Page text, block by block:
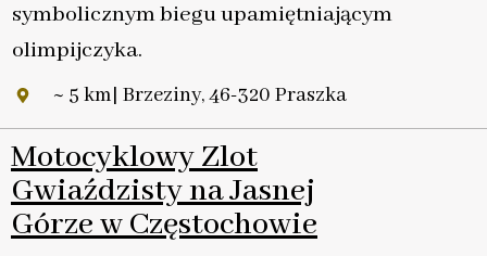
symbolicznym biegu upamiętniającym
olimpijczyka.
~ 5 km| Brzeziny, 46-320 Praszka
Motocyklowy Zlot
Gwiaździsty na Jasnej
Górze w Częstochowie